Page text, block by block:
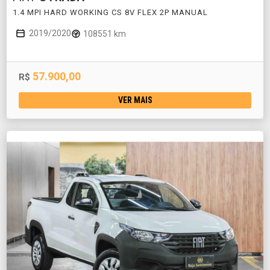
1.4 MPI HARD WORKING CS 8V FLEX 2P MANUAL
2019/2020 108551 km
R$ 57.900,00
VER MAIS